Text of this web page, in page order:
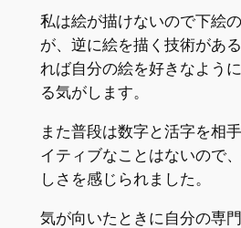
私は絵が描けないので下絵
が、逆に絵を描く技術があ
れば自分の絵を好きなよう
る気がします。
また普段は数字と活字を相
イティブなことはないので
しさを感じられました。
気が向いたときに自分の専